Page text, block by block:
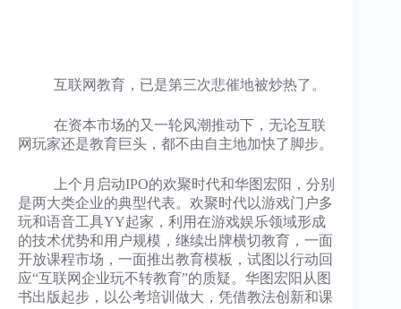
互联网教育，已是第三次悲催地被炒热了。
在资本市场的又一轮风潮推动下，无论互联
网玩家还是教育巨头，都不由自主地加快了脚步。
上个月启动IPO的欢聚时代和华图宏阳，分别
是两大类企业的典型代表。欢聚时代以游戏门户多
玩和语音工具YY起家，利用在游戏娱乐领域形成
的技术优势和用户规模，继续出牌横切教育，一面
开放课程市场，一面推出教育模板，试图以行动回
应“互联网企业玩不转教育”的质疑。华图宏阳从图
书出版起步，以公考培训做大，凭借教法创新和课